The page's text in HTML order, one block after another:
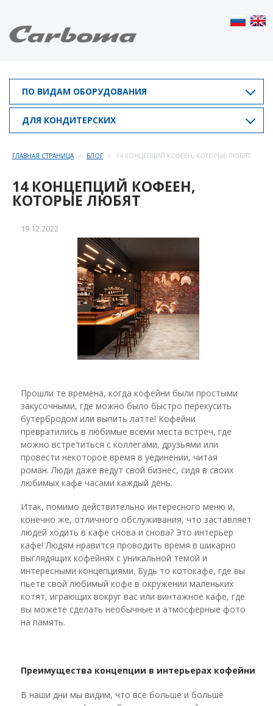
ПО ВИДАМ ОБОРУДОВАНИЯ
ДЛЯ КОНДИТЕРСКИХ
ГЛАВНАЯ СТРАНИЦА БЛОГ 14 КОНЦЕПЦИЙ КОФЕЕН, КОТОРЫЕ ЛЮБЯТ
14 КОНЦЕПЦИЙ КОФЕЕН,
КОТОРЫЕ ЛЮБЯТ
19.12.2022
Прошли те времена, когда кофейни были простыми
закусочными, где можно было быстро перекусить
бутербродом или выпить латте! Кофейни
превратились в любимые всеми места встреч, где
можно встретиться с коллегами, друзьями или
провести некоторое время в уединении, читая
роман. Люди даже ведут свой бизнес, сидя в своих
любимых кафе часами каждый день.
Итак, помимо действительно интересного меню и,
конечно же, отличного обслуживания, что заставляет
людей ходить в кафе снова и снова? Это интерьер
кафе! Людям нравится проводить время в шикарно
выглядящих кофейнях с уникальной темой и
интересными концепциями. Будь то котокафе, где вы
пьете свой любимый кофе в окружении маленьких
котят, играющих вокруг вас или винтажное кафе, где
вы можете сделать необычные и атмосферные фото
на память.
Преимущества концепции в интерьерах кофейни
В наши дни мы видим, что все больше и больше